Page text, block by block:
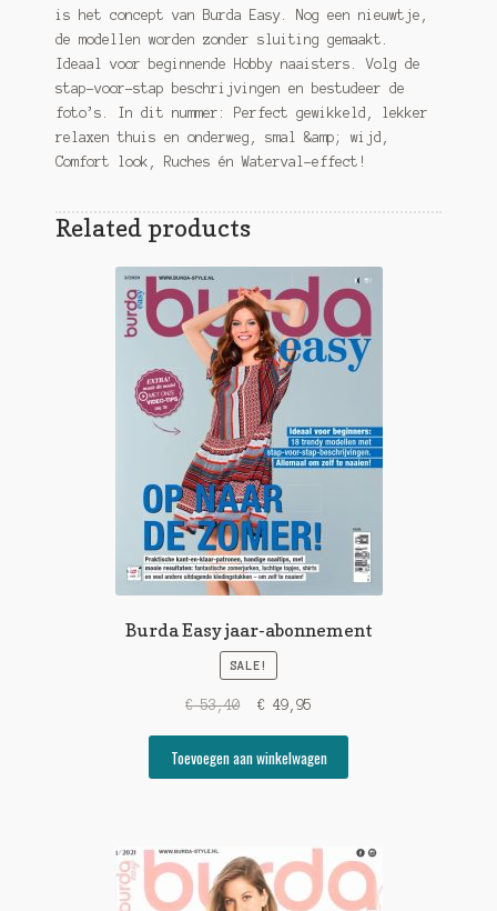
is het concept van Burda Easy. Nog een nieuwtje,
de modellen worden zonder sluiting gemaakt.
Ideaal voor beginnende Hobby naaisters. Volg de
stap-voor-stap beschrijvingen en bestudeer de
foto’s. In dit nummer: Perfect gewikkeld, lekker
relaxen thuis en onderweg, smal &amp; wijd,
Comfort look, Ruches én Waterval-effect!
Related products
Burda Easy jaar-abonnement
SALE!
€53,40
Original
was:
€ 53,40.
€ 49,95Current
is:
€ 49,95.
Toevoegen aan winkelwagen